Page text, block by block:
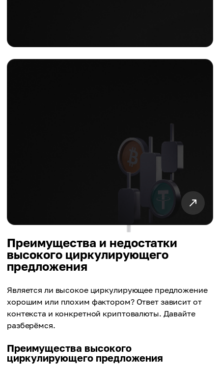
Преимущества и недостатки
высокого циркулирующего
предложения
Является ли высокое циркулирующее предложение
хорошим или плохим фактором? Ответ зависит от
контекста и конкретной криптовалюты. Давайте
разберёмся.
Преимущества высокого
циркулирующего предложения